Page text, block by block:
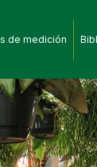
de medición